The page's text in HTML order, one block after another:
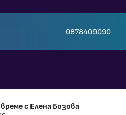
0878409090
с Елена Бозова